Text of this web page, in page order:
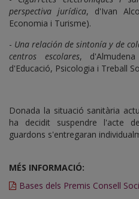
perspectiva jurídica, d'Ivan
Economia i Turisme).
- Una relación de sintonía y de
centros escolares,
d'Educació, Psicologia i Treball
Donada la situació sanitària
ha decidit suspendre l'acte
guardons s'entregaran
MÉS INFORMACIÓ:
Bases dels Premis Consell